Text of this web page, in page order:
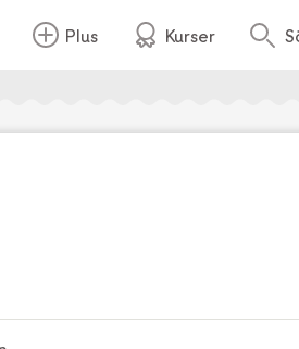
Plus Kurser
Foto: